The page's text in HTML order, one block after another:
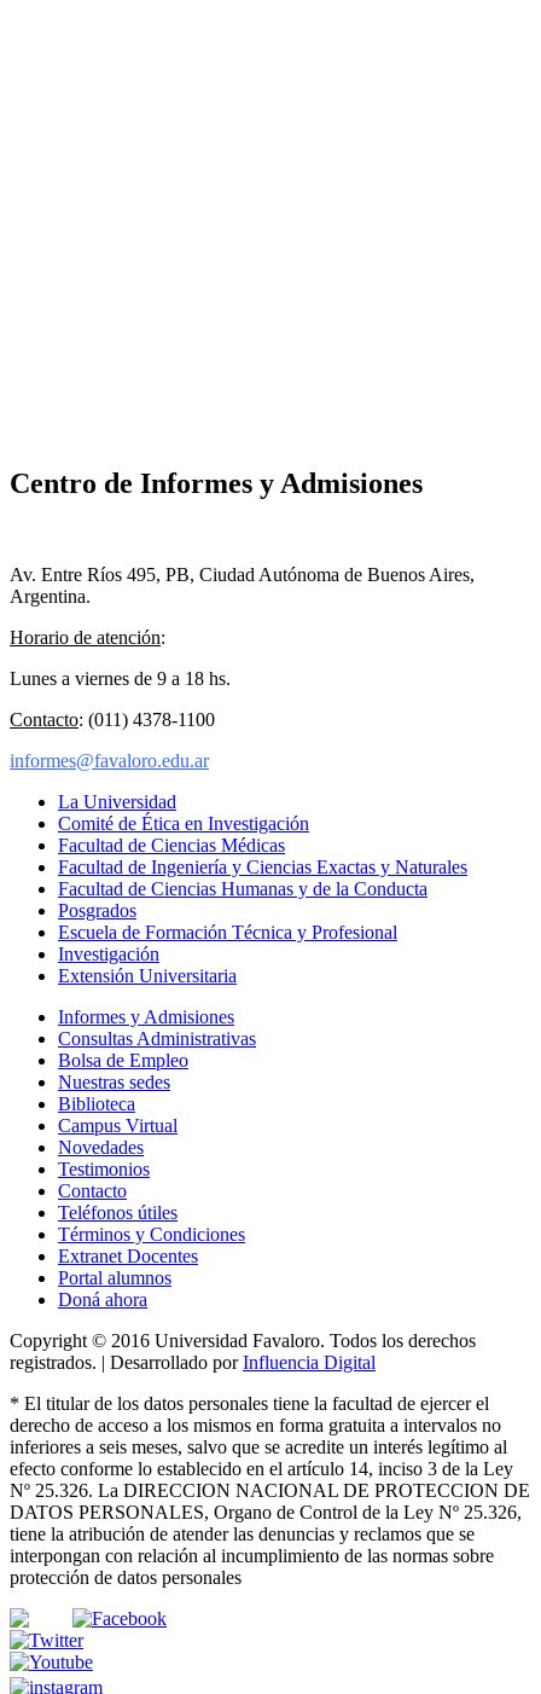
Centro de Informes y Admisiones
Av. Entre Ríos 495, PB, Ciudad Autónoma de Buenos Aires,
Argentina.
Horario de atención:
Lunes a viernes de 9 a 18 hs.
Contacto: (011) 4378-1100
informes@favaloro.edu.ar
La Universidad
Comité de Ética en Investigación
Facultad de Ciencias Médicas
Facultad de Ingeniería y Ciencias Exactas y Naturales
Facultad de Ciencias Humanas y de la Conducta
Posgrados
Escuela de Formación Técnica y Profesional
Investigación
Extensión Universitaria
Informes y Admisiones
Consultas Administrativas
Bolsa de Empleo
Nuestras sedes
Biblioteca
Campus Virtual
Novedades
Testimonios
Contacto
Teléfonos útiles
Términos y Condiciones
Extranet Docentes
Portal alumnos
Doná ahora
Copyright © 2016 Universidad Favaloro. Todos los derechos
registrados. | Desarrollado porInfluencia Digital
* El titular de los datos personales tiene la facultad de ejercer el
derecho de acceso a los mismos en forma gratuita a intervalos no
inferiores a seis meses, salvo que se acredite un interés legítimo al
efecto conforme lo establecido en el artículo 14, inciso 3 de la Ley
Nº 25.326. La DIRECCION NACIONAL DE PROTECCION DE
DATOS PERSONALES, Organo de Control de la Ley Nº 25.326,
tiene la atribución de atender las denuncias y reclamos que se
interpongan con relación al incumplimiento de las normas sobre
protección de datos personales